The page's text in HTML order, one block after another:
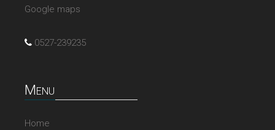
Google maps
0527-239235
Menu
Home